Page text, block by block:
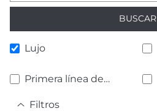
BUSCAR
Lujo
Primera línea de
Filtros